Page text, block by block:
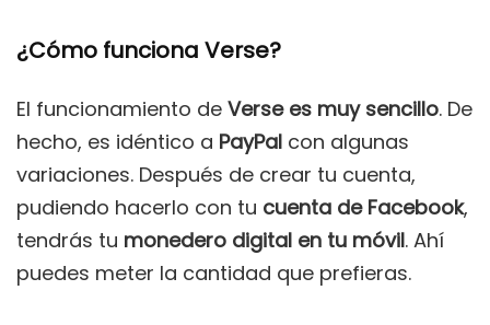
¿Cómo funciona Verse?
El funcionamiento de Verse es muy sencillo. De
hecho, es idéntico a PayPal con algunas
variaciones. Después de crear tu cuenta,
pudiendo hacerlo con tu cuenta de Facebook,
tendrás tu monedero digital en tu móvil. Ahí
puedes meter la cantidad que prefieras.